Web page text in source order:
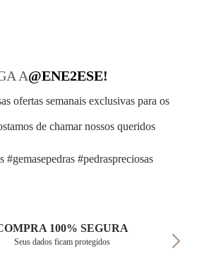
A@ENE2ESE!
ofertas semanais exclusivas para os
de chamar nossos queridos
#gemasepedras #pedraspreciosas
100% SEGURA
Seus dados ficam protegidos